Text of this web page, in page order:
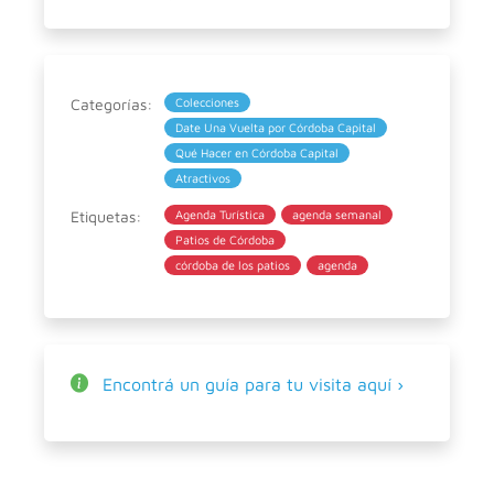
Categorías:
Colecciones
Date Una Vuelta por Córdoba Capital
Qué Hacer en Córdoba Capital
Atractivos
Etiquetas: Agenda Turística
agenda semanal
Patios de Córdoba
córdoba de los patios
agenda
Encontrá un guía para tu visita aquí ›